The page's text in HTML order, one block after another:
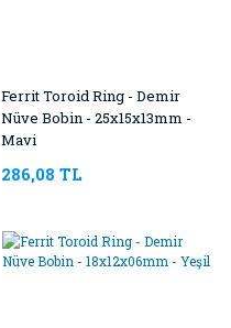
Ferrit Toroid Ring - Demir
Nüve Bobin - 25x15x13mm -
Mavi
286,08 TL